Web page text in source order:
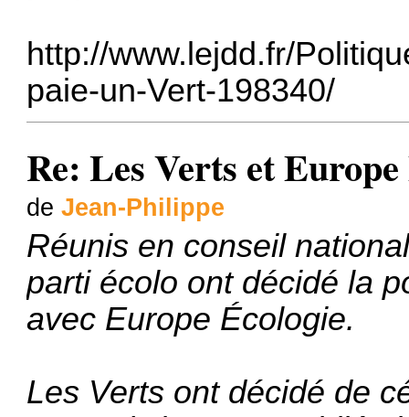
http://www.lejdd.fr/
paie-un-Vert-198340/
Re: Les Verts et
deJean-Philippe
Réunis en conseil
parti écolo ont décidé la
avec Europe Écologie.
Les Verts ont décidé de